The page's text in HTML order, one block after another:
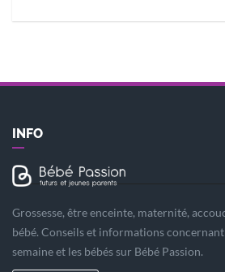
INFO
Grossesse, être enceinte, maternité,
bébé. Conseils et informations concernant
semaine et les bébés sur Bébé Passion.